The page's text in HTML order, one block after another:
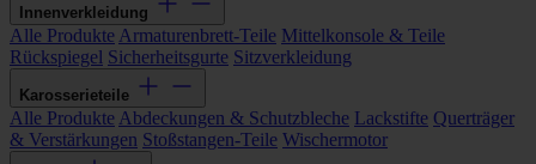
Innenverkleidung
Alle Produkte Armaturenbrett-Teile Mittelkonsole & Teile
Rückspiegel Sicherheitsgurte Sitzverkleidung
Karosserieteile
Alle Produkte Abdeckungen & Schutzbleche Lackstifte Querträger
& Verstärkungen Stoßstangen-Teile Wischermotor